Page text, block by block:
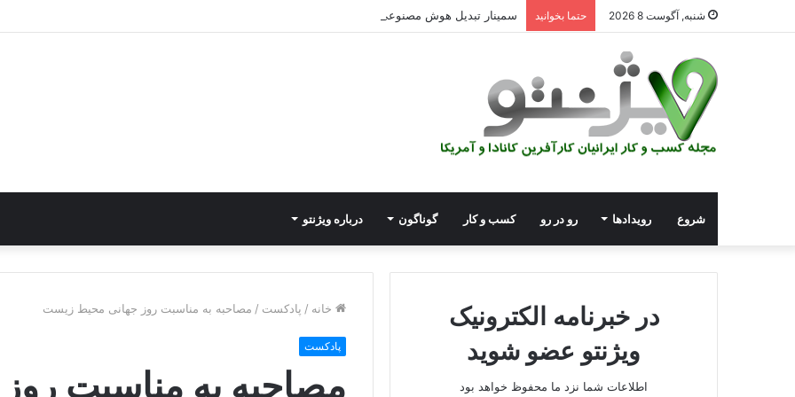
شنبه, آگوست 8 2026 حتما بخوانید سمینار تبدیل هوش مصنوعی و رباتیک به دستاوردهای عملیاتی قابل اندازه‌گیری در Curators
شروع رویدادها رو در رو کسب و کار گوناگون درباره ویژنتو
خانه / پادکست / مصاحبه به مناسبت روز جهانی محیط زیست
پادکست
مصاحبه به مناسبت
در خبرنامه الکترونیک
ویژنتو عضو شوید
اطلاعات شما نزد ما محفوظ خواهد بود